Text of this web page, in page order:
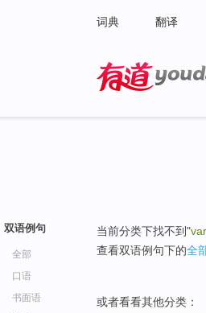
词典 翻译
双语例句
全部
口语
书面语
当前分类下找不到"
查看双语例句下的全
或者看看其他分类：